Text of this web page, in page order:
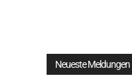
Neueste Meldungen